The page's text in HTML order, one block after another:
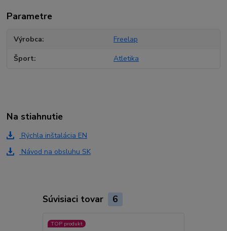
Parametre
Výrobca Freelap
Šport Atletika
Na stiahnutie
Rýchla inštalácia EN
Návod na obsluhu SK
Súvisiaci tovar 6
TOP produkt